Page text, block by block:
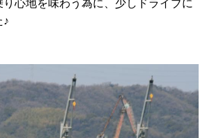
り心地を味わう為に、少しドライブに
♪